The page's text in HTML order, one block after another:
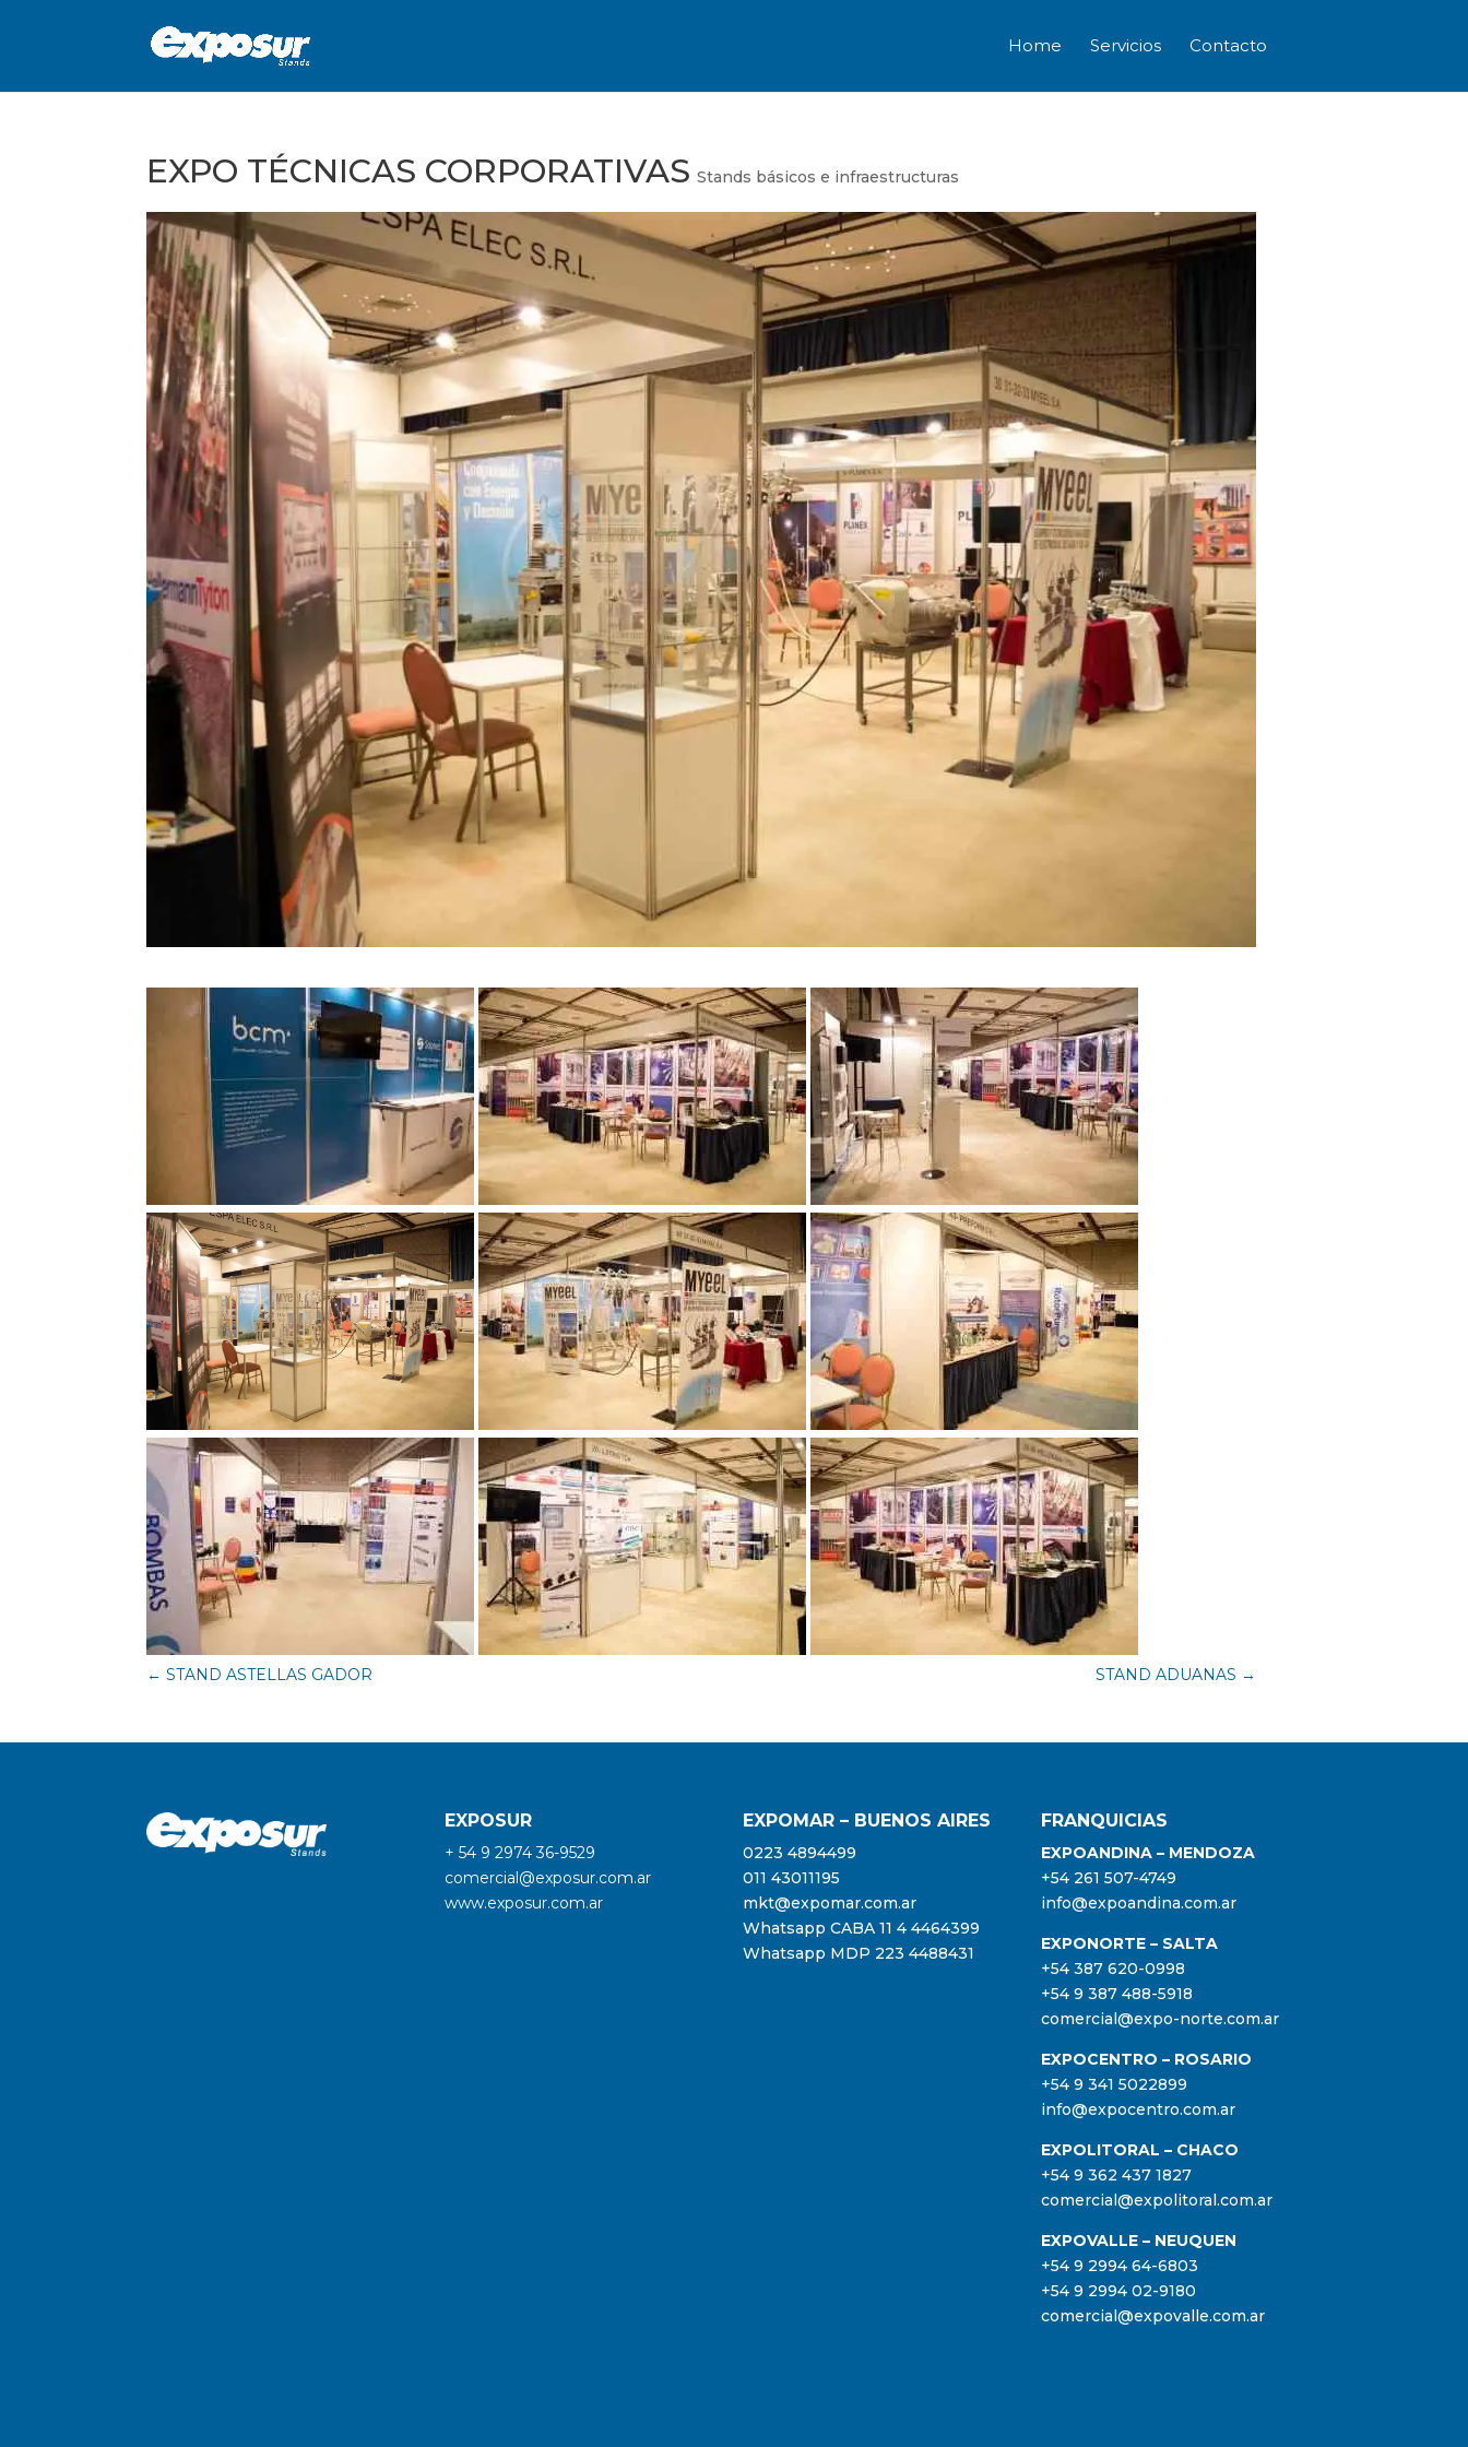
Home Servicios Contacto
EXPO TÉCNICAS CORPORATIVAS Stands básicos e infraestructuras
← STAND ASTELLAS GADOR STAND ADUANAS →
EXPOSUR
+ 54 9 2974 36-9529
comercial@exposur.com.ar
www.exposur.com.ar
EXPOMAR – BUENOS AIRES
0223 4894499
011 43011195
mkt@expomar.com.ar
Whatsapp CABA 11 4 4464399
Whatsapp MDP 223 4488431
FRANQUICIAS
EXPOANDINA – MENDOZA
+54 261 507-4749
info@expoandina.com.ar
EXPONORTE – SALTA
+54 387 620-0998
+54 9 387 488-5918
comercial@expo-norte.com.ar
EXPOCENTRO – ROSARIO
+54 9 341 5022899
info@expocentro.com.ar
EXPOLITORAL – CHACO
+54 9 362 437 1827
comercial@expolitoral.com.ar
EXPOVALLE – NEUQUEN
+54 9 2994 64-6803
+54 9 2994 02-9180
comercial@expovalle.com.ar